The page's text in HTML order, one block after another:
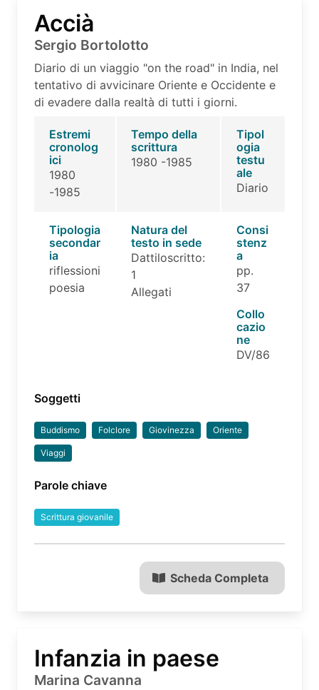
Accià
Sergio Bortolotto
Diario di un viaggio "on the road" in India, nel
tentativo di avvicinare Oriente e Occidente e
di evadere dalla realtà di tutti i giorni.
Estremi
cronolog
ici
1980
-1985
Tempo della
scrittura
1980 -1985
Tipol
ogia
testu
ale
Diario
Tipologia
secondar
ia
riflessioni
poesia
Natura del
testo in sede
Dattiloscritto:
1
Allegati
Consi
stenz
a
pp.
37
Collo
cazio
ne
DV/86
Soggetti
Buddismo Folclore Giovinezza Oriente
Viaggi
Parole chiave
Scrittura giovanile
Scheda Completa
Infanzia in paese
Marina Cavanna